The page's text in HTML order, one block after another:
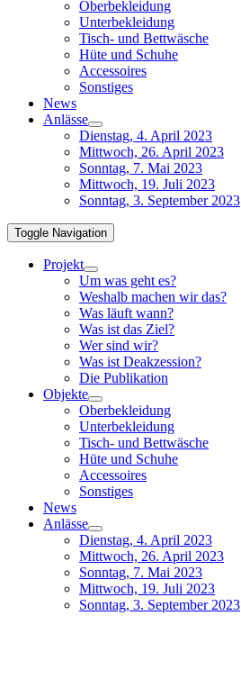
Oberbekleidung
Unterbekleidung
Tisch- und Bettwäsche
Hüte und Schuhe
Accessoires
Sonstiges
News
Anlässe
Dienstag, 4. April 2023
Mittwoch, 26. April 2023
Sonntag, 7. Mai 2023
Mittwoch, 19. Juli 2023
Sonntag, 3. September 2023
Toggle Navigation
Projekt
Um was geht es?
Weshalb machen wir das?
Was läuft wann?
Was ist das Ziel?
Wer sind wir?
Was ist Deakzession?
Die Publikation
Objekte
Oberbekleidung
Unterbekleidung
Tisch- und Bettwäsche
Hüte und Schuhe
Accessoires
Sonstiges
News
Anlässe
Dienstag, 4. April 2023
Mittwoch, 26. April 2023
Sonntag, 7. Mai 2023
Mittwoch, 19. Juli 2023
Sonntag, 3. September 2023